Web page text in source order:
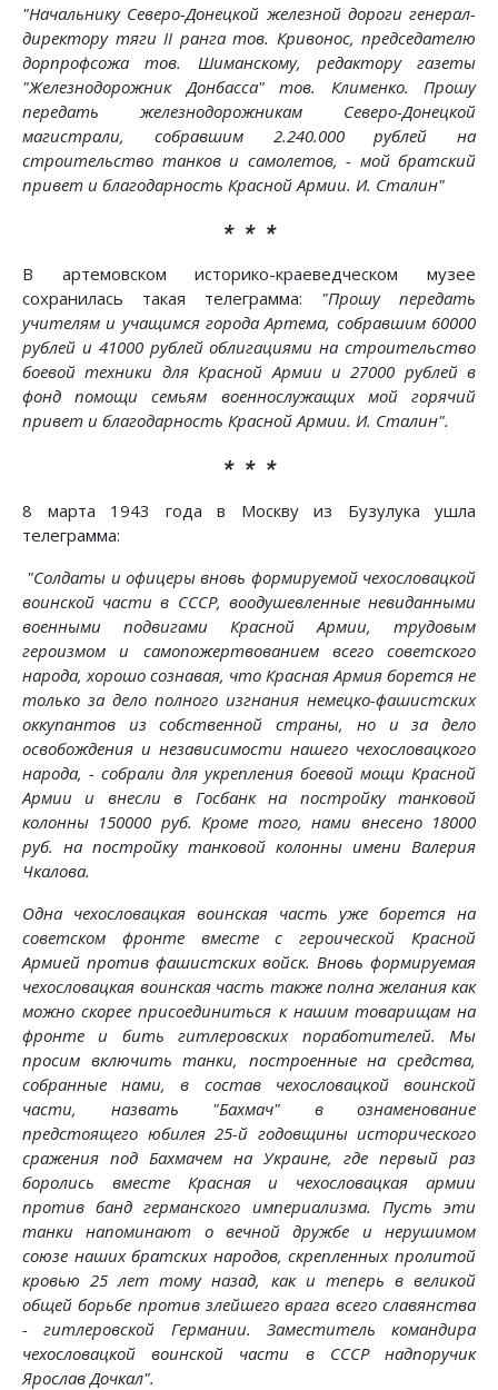
"Начальнику Северо-Донецкой железной дороги генерал-
директору тяги II ранга тов. Кривонос, председателю
дорпрофсожа тов. Шиманскому, редактору газеты
"Железнодорожник Донбасса" тов. Клименко. Прошу
передать железнодорожникам Северо-Донецкой
магистрали, собравшим 2.240.000 рублей на
строительство танков и самолетов, - мой братский
привет и благодарность Красной Армии. И. Сталин"
* * *
В артемовском историко-краеведческом музее
сохранилась такая телеграмма: "Прошу передать
учителям и учащимся города Артема, собравшим 60000
рублей и 41000 рублей облигациями на строительство
боевой техники для Красной Армии и 27000 рублей в
фонд помощи семьям военнослужащих мой горячий
привет и благодарность Красной Армии. И. Сталин".
* * *
8 марта 1943 года в Москву из Бузулука ушла
телеграмма:
"Солдаты и офицеры вновь формируемой чехословацкой
воинской части в СССР, воодушевленные невиданными
военными подвигами Красной Армии, трудовым
героизмом и самопожертвованием всего советского
народа, хорошо сознавая, что Красная Армия борется не
только за дело полного изгнания немецко-фашистских
оккупантов из собственной страны, но и за дело
освобождения и независимости нашего чехословацкого
народа, - собрали для укрепления боевой мощи Красной
Армии и внесли в Госбанк на постройку танковой
колонны 150000 руб. Кроме того, нами внесено 18000
руб. на постройку танковой колонны имени Валерия
Чкалова.
Одна чехословацкая воинская часть уже борется на
советском фронте вместе с героической Красной
Армией против фашистских войск. Вновь формируемая
чехословацкая воинская часть также полна желания как
можно скорее присоединиться к нашим товарищам на
фронте и бить гитлеровских поработителей. Мы
просим включить танки, построенные на средства,
собранные нами, в состав чехословацкой воинской
части, назвать "Бахмач" в ознаменование
предстоящего юбилея 25-й годовщины исторического
сражения под Бахмачем на Украине, где первый раз
боролись вместе Красная и чехословацкая армии
против банд германского империализма. Пусть эти
танки напоминают о вечной дружбе и нерушимом
союзе наших братских народов, скрепленных пролитой
кровью 25 лет тому назад, как и теперь в великой
общей борьбе против злейшего врага всего славянства
- гитлеровской Германии. Заместитель командира
чехословацкой воинской части в СССР надпоручик
Ярослав Дочкал".